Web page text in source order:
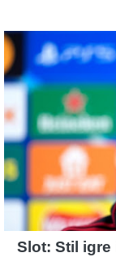
Slot: Stil